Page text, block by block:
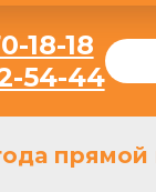
18-18
54-44
прямой